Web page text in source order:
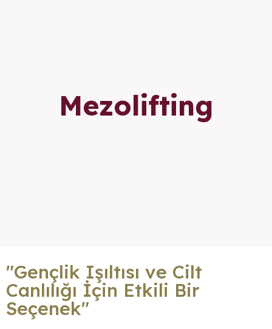
Mezolifting
"Gençlik Işıltısı ve Cilt
Canlılığı İçin Etkili Bir
Seçenek"